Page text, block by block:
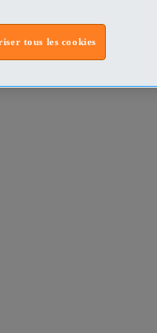
tous les cookies